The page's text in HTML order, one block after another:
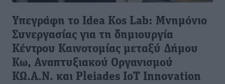
Υπεγράφη το Idea Kos Lab: Μνημόνιο
Συνεργασίας για τη δημιουργία
Κέντρου Καινοτομίας μεταξύ Δήμου
Κω, Αναπτυξιακού Οργανισμού
ΚΩ.Α.Ν. και Pleiades IoT Innovation